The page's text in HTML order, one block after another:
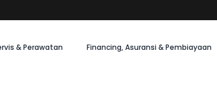
& Perawatan Financing, Asuransi & Pembiayaan